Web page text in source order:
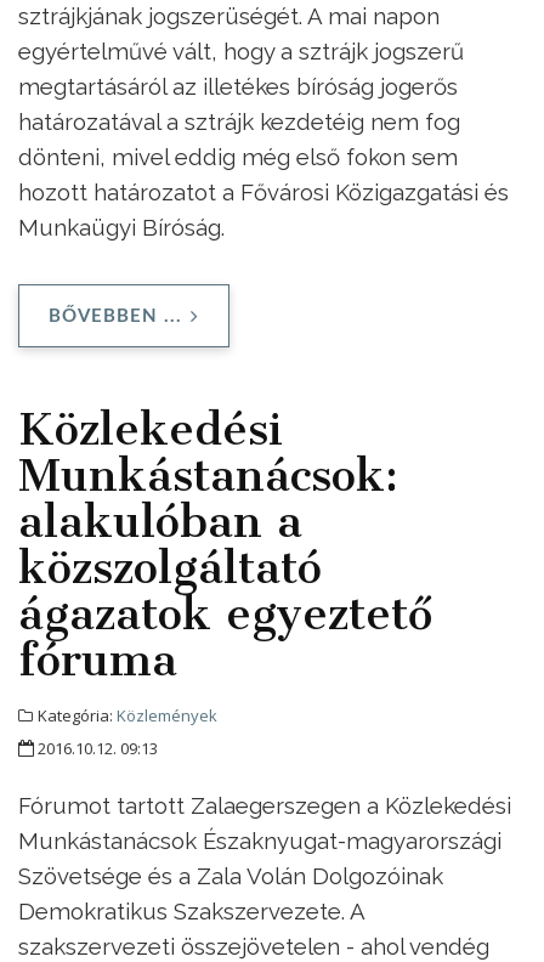
sztrájkjának jogszerüségét. A mai napon
egyértelművé vált, hogy a sztrájk jogszerű
megtartásáról az illetékes bíróság jogerős
határozatával a sztrájk kezdetéig nem fog
dönteni, mivel eddig még első fokon sem
hozott határozatot a Fővárosi Közigazgatási és
Munkaügyi Bíróság.
BŐVEBBEN ...
Közlekedési
Munkástanácsok:
alakulóban a
közszolgáltató
ágazatok egyeztető
fóruma
Kategória: Közlemények
2016.10.12. 09:13
Fórumot tartott Zalaegerszegen a Közlekedési
Munkástanácsok Északnyugat-magyarországi
Szövetsége és a Zala Volán Dolgozóinak
Demokratikus Szakszervezete. A
szakszervezeti összejövetelen - ahol vendég